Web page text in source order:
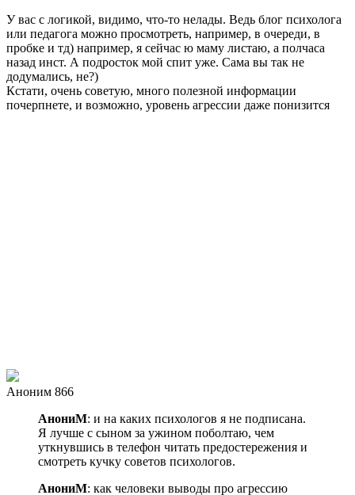
У вас с логикой, видимо, что-то нелады. Ведь блог психолога
или педагога можно просмотреть, например, в очереди, в
пробке и тд) например, я сейчас ю маму листаю, а полчаса
назад инст. А подросток мой спит уже. Сама вы так не
додумались, не?)
Кстати, очень советую, много полезной информации
почерпнете, и возможно, уровень агрессии даже понизится
Аноним 866
АнониМ: и на каких психологов я не подписана.
Я лучше с сыном за ужином поболтаю, чем
уткнувшись в телефон читать предостережения и
смотреть кучку советов психологов.
АнониМ: как человеки выводы про агрессию